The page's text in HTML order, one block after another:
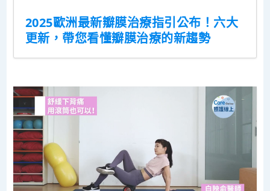
2025歐洲最新瓣膜治療指引公布！六大
更新，帶您看懂瓣膜治療的新趨勢